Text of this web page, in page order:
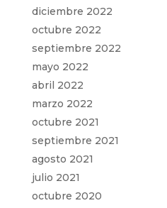
diciembre 2022
octubre 2022
septiembre 2022
mayo 2022
abril 2022
marzo 2022
octubre 2021
septiembre 2021
agosto 2021
julio 2021
octubre 2020